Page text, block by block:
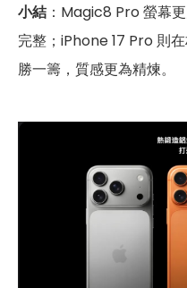
小結 ：Magic8 Pro 螢幕
完整；iPhone 17 Pro 則
勝一籌，質感更為精煉。